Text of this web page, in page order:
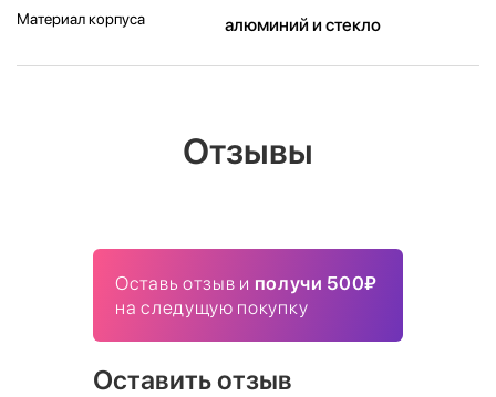
Материал корпуса алюминий и стекло
Отзывы
Оставь отзыв и получи 500₽
на следущую покупку
Оставить отзыв